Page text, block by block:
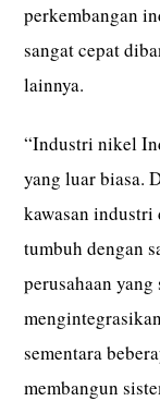
perkembangan
sangat cepat
lainnya.
“Industri nikel
yang luar biasa.
kawasan
tumbuh dengan
perusahaan
sementara
membangun